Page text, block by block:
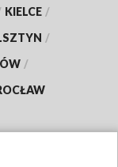
KIELCE /
/
/